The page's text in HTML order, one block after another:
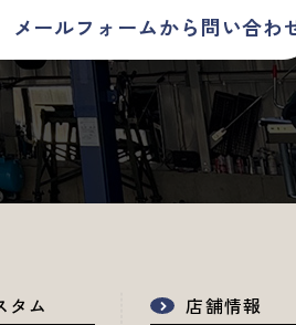
メールフォームから問い合わ
タム
店舗情報